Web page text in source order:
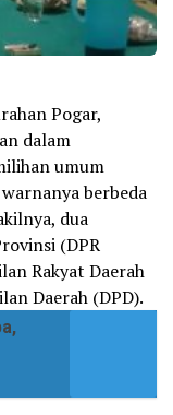
Pogar,
dalam
umum
berbeda
dua
(DPR
Rakyat Daerah
Daerah (DPD).